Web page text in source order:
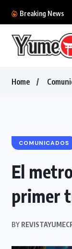
Breaking News
Home
COMUNICADOS
El
primer
BY